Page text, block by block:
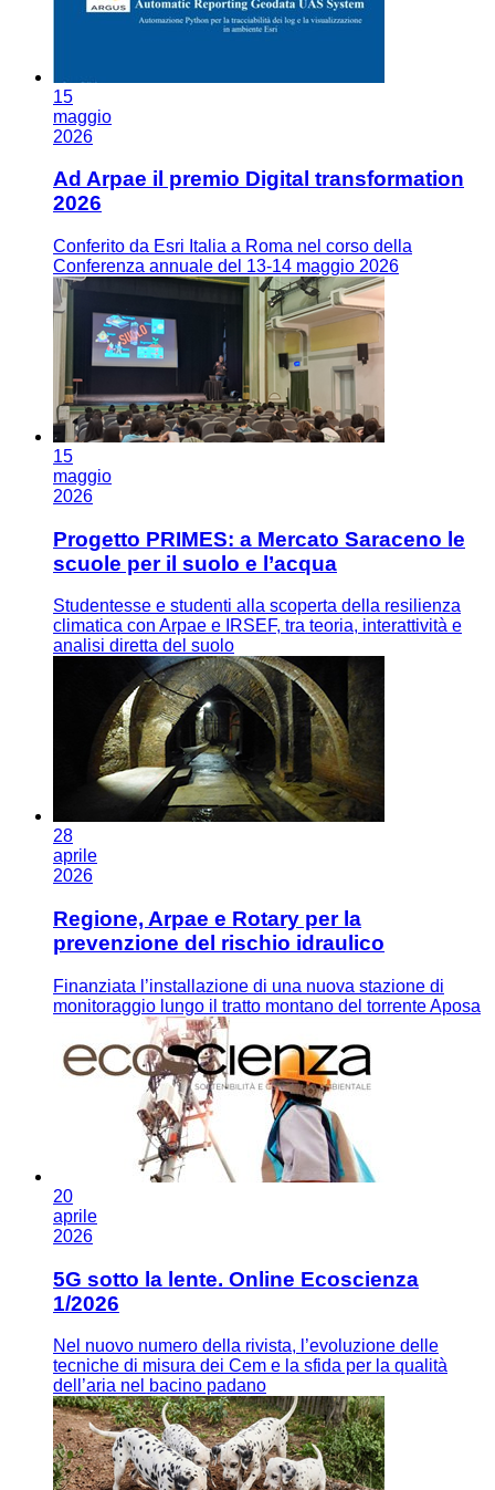
15
maggio
2026
Ad Arpae il premio Digital transformation
2026
Conferito da Esri Italia a Roma nel corso della
Conferenza annuale del 13-14 maggio 2026
15
maggio
2026
Progetto PRIMES: a Mercato Saraceno le
scuole per il suolo e l’acqua
Studentesse e studenti alla scoperta della resilienza
climatica con Arpae e IRSEF, tra teoria, interattività e
analisi diretta del suolo
28
aprile
2026
Regione, Arpae e Rotary per la
prevenzione del rischio idraulico
Finanziata l’installazione di una nuova stazione di
monitoraggio lungo il tratto montano del torrente Aposa
20
aprile
2026
5G sotto la lente. Online Ecoscienza
1/2026
Nel nuovo numero della rivista, l’evoluzione delle
tecniche di misura dei Cem e la sfida per la qualità
dell’aria nel bacino padano